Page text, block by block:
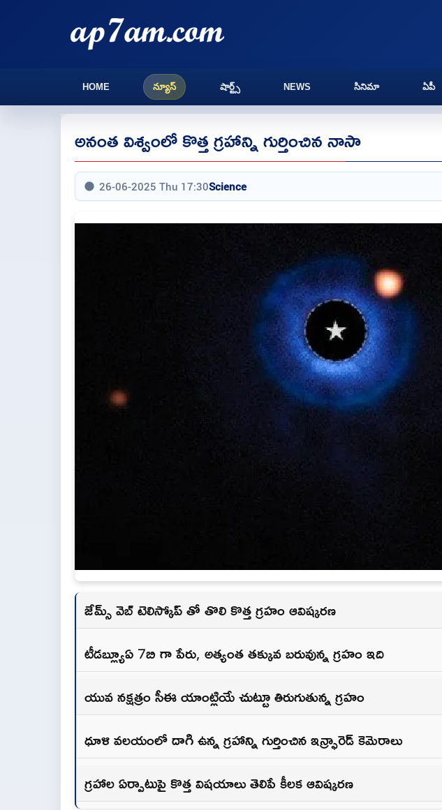
HOME న్యూస్ షార్ట్స్ NEWS సినిమా ఏపీ
అనంత విశ్వంలో కొత్త గ్రహాన్ని గుర్తించిన నాసా
26-06-2025 Thu 17:30Science
జేమ్స్ వెబ్ టెలిస్కోప్ తో తొలి కొత్త గ్రహం ఆవిష్కరణ
టీడబ్ల్యూఏ 7బి గా పేరు, అత్యంత తక్కువ బరువున్న గ్రహం ఇది
యువ నక్షత్రం సీఈ యాంట్లియే చుట్టూ తిరుగుతున్న గ్రహం
ధూళి వలయంలో దాగి ఉన్న గ్రహాన్ని గుర్తించిన ఇన్ఫ్రారెడ్ కెమెరాలు
గ్రహాల ఏర్పాటుపై కొత్త విషయాలు తెలిపే కీలక ఆవిష్కరణ